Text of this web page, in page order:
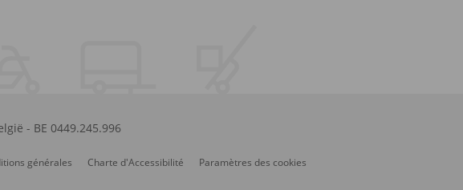
- BE 0449.245.996
générales Charte d'Accessibilité Paramètres des cookies